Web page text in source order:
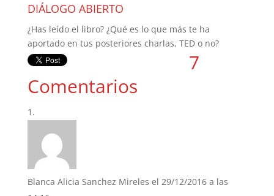
DIÁLOGO ABIERTO
¿Has leído el libro? ¿Qué es lo que más te ha
aportado en tus posteriores charlas, TED o no?
7
Comentarios
Blanca Alicia Sanchez Mireles el 29/12/2016 a las